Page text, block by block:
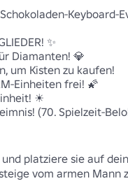
✨
Diamanten! 💎
um Kisten zu kaufen!
Einheiten frei! 🌠
☀
(70. Spielzeit-
und platziere sie auf
vom armen Mann